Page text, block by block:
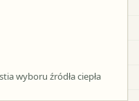
wyboru źródła ciepła